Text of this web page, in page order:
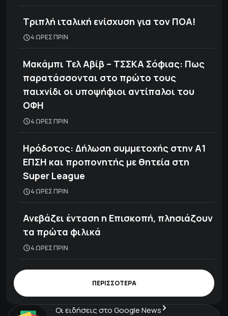
Τριπλή ιταλική ενίσχυση για τον ΠΟΑ!
4 ΩΡΕΣ ΠΡΙΝ
Μακάμπι Τελ Αβίβ – ΤΣΣΚΑ Σόφιας: Πως
παρατάσσονται στο πρώτο τους
παιχνίδι οι υποψήφιοι αντίπαλοι του
ΟΦΗ
4 ΩΡΕΣ ΠΡΙΝ
Ηρόδοτος: Δήλωση συμμετοχής στην Α1
ΕΠΣΗ και προπονητής με θητεία στη
Super League
4 ΩΡΕΣ ΠΡΙΝ
Ανεβάζει ένταση η Επισκοπή, πλησιάζουν
τα πρώτα φιλικά
4 ΩΡΕΣ ΠΡΙΝ
ΠΕΡΙΣΣΟΤΕΡΑ
Οι ειδήσεις στο Google News